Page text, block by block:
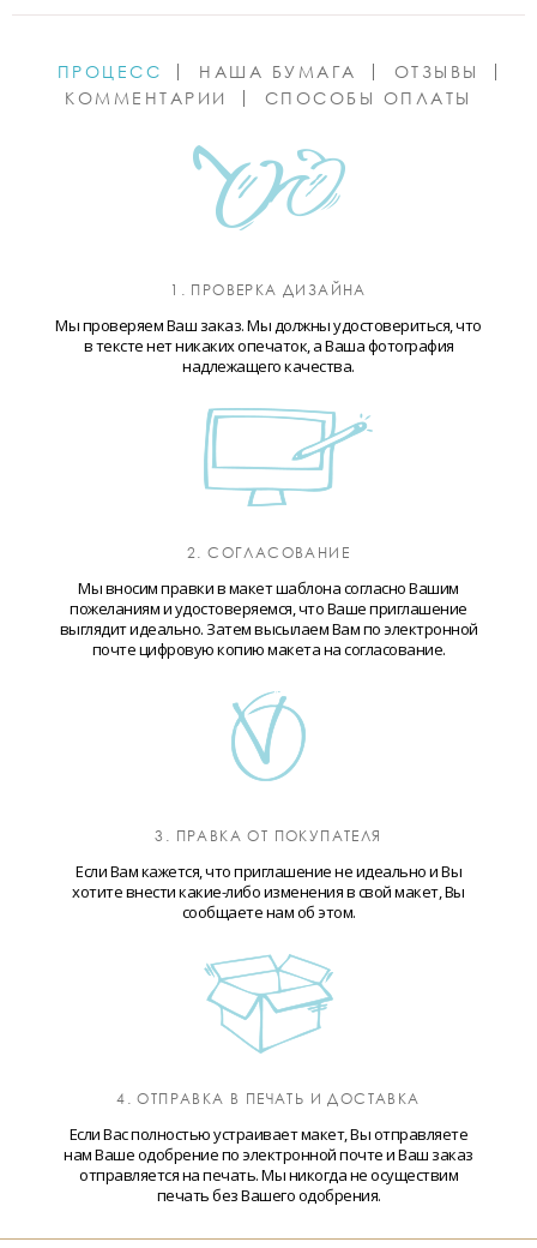
ПРОЦЕСС НАША БУМАГА
ОТЗЫВЫ
КОММЕНТАРИИ
СПОСОБЫ ОПЛАТЫ
1. ПРОВЕРКА ДИЗАЙНА
Мы проверяем Ваш заказ. Мы должны удостовериться, что
в тексте нет никаких опечаток, а Ваша фотография
надлежащего качества.
2. СОГЛАСОВАНИЕ
Мы вносим правки в макет шаблона согласно Вашим
пожеланиям и удостоверяемся, что Ваше приглашение
выглядит идеально. Затем высылаем Вам по электронной
почте цифровую копию макета на согласование.
3. ПРАВКА ОТ ПОКУПАТЕЛЯ
Если Вам кажется, что приглашение не идеально и Вы
хотите внести какие-либо изменения в свой макет, Вы
сообщаете нам об этом.
4. ОТПРАВКА В ПЕЧАТЬ И ДОСТАВКА
Если Вас полностью устраивает макет, Вы отправляете
нам Ваше одобрение по электронной почте и Ваш заказ
отправляется на печать. Мы никогда не осуществим
печать без Вашего одобрения.